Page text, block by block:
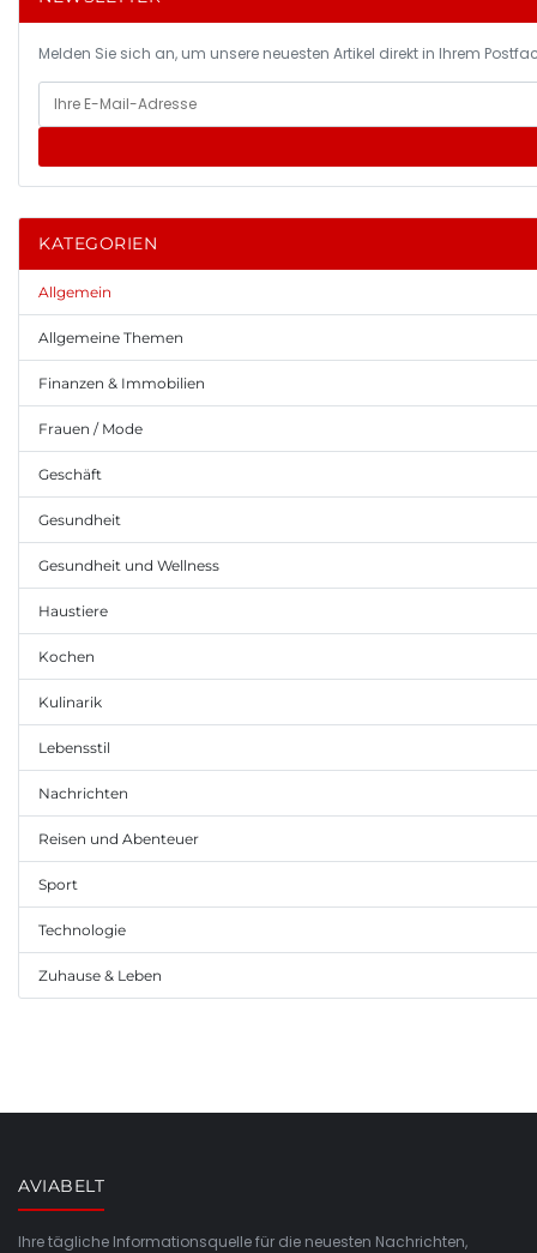
Melden Sie sich an, um unsere neuesten Artikel direkt in Ihrem
KATEGORIEN
Allgemein
Allgemeine Themen
Finanzen & Immobilien
Frauen / Mode
Geschäft
Gesundheit
Gesundheit und Wellness
Haustiere
Kochen
Kulinarik
Lebensstil
Nachrichten
Reisen und Abenteuer
Sport
Technologie
Zuhause & Leben
AVIABELT
Ihre tägliche Informationsquelle für die neuesten Nachrichten,